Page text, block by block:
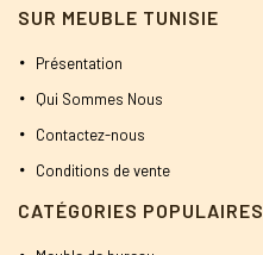
SUR MEUBLE TUNISIE
Présentation
Qui Sommes Nous
Contactez-nous
Conditions de vente
CATÉGORIES POPULAIRES